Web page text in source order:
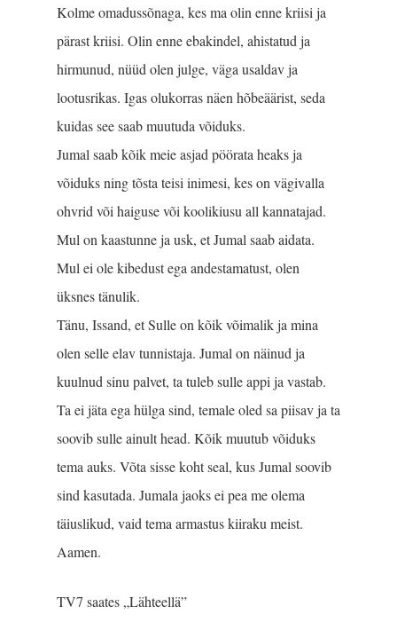
Kolme omadussõnaga, kes ma olin enne kriisi ja
pärast kriisi. Olin enne ebakindel, ahistatud ja
hirmunud, nüüd olen julge, väga usaldav ja
lootusrikas. Igas olukorras näen hõbeäärist, seda
kuidas see saab muutuda võiduks.
Jumal saab kõik meie asjad pöörata heaks ja
võiduks ning tõsta teisi inimesi, kes on vägivalla
ohvrid või haiguse või koolikiusu all kannatajad.
Mul on kaastunne ja usk, et Jumal saab aidata.
Mul ei ole kibedust ega andestamatust, olen
üksnes tänulik.
Tänu, Issand, et Sulle on kõik võimalik ja mina
olen selle elav tunnistaja. Jumal on näinud ja
kuulnud sinu palvet, ta tuleb sulle appi ja vastab.
Ta ei jäta ega hülga sind, temale oled sa piisav ja ta
soovib sulle ainult head. Kõik muutub võiduks
tema auks. Võta sisse koht seal, kus Jumal soovib
sind kasutada. Jumala jaoks ei pea me olema
täiuslikud, vaid tema armastus kiiraku meist.
Aamen.
TV7 saates „Lähteellä”